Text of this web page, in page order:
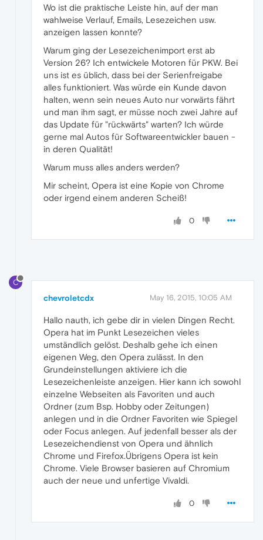
Wo ist die praktische Leiste hin, auf der man
wahlweise Verlauf, Emails, Lesezeichen usw.
anzeigen lassen konnte?
Warum ging der Lesezeichenimport erst ab
Version 26? Ich entwickele Motoren für PKW. Bei
uns ist es üblich, dass bei der Serienfreigabe
alles funktioniert. Was würde ein Kunde davon
halten, wenn sein neues Auto nur vorwärts fährt
und man ihm sagt, er müsse noch zwei Jahre auf
das Update für "rückwärts" warten? Ich würde
gerne mal Autos für Softwareentwickler bauen -
in deren Qualität!
Warum muss alles anders werden?
Mir scheint, Opera ist eine Kopie von Chrome
oder irgend einem anderen Scheiß!
0
C
chevroletcdx May 16, 2015, 10:05 AM
Hallo nauth, ich gebe dir in vielen Dingen Recht.
Opera hat im Punkt Lesezeichen vieles
umständlich gelöst. Deshalb gehe ich einen
eigenen Weg, den Opera zulässt. In den
Grundeinstellungen aktiviere ich die
Lesezeichenleiste anzeigen. Hier kann ich sowohl
einzelne Webseiten als Favoriten und auch
Ordner (zum Bsp. Hobby oder Zeitungen)
anlegen und in die Ordner Favoriten wie Spiegel
oder Focus anlegen. Auf jedenfall besser als der
Lesezeichendienst von Opera und ähnlich
Chrome und Firefox.Übrigens Opera ist kein
Chrome. Viele Browser basieren auf Chromium
auch der neue und unfertige Vivaldi.
0